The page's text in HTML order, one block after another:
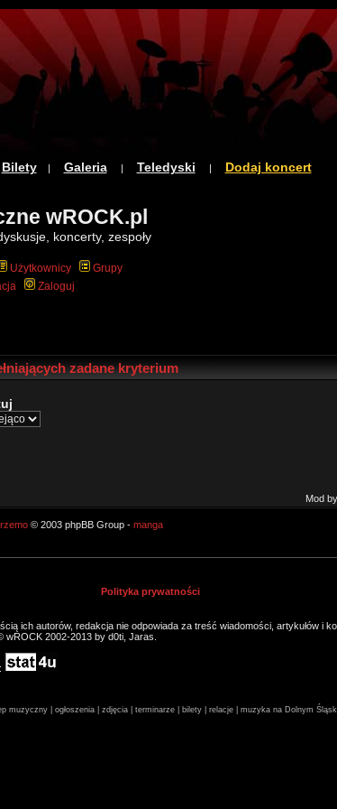
Bilety| Galeria| Teledyski | Dodaj koncert
wROCK.pl
koncerty, zespoły
Użytkownicy
Grupy
Zaloguj
zadane kryterium
Mod
© 2003 phpBB Group - manga
Polityka prywatności
ich autorów, redakcja nie odpowiada za treść wiadomości, artykułów i
wROCK 2002-2013 by d0ti, Jaras.
muzyczny | ogłoszenia | zdjęcia | terminarze | bilety | relacje | muzyka na Dolnym